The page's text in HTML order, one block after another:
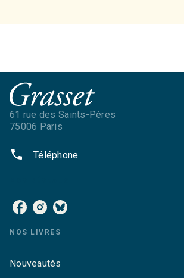
61 rue des Saints-Pères
75006 Paris
phone Téléphone
NOS LIVRES
Nouveautés